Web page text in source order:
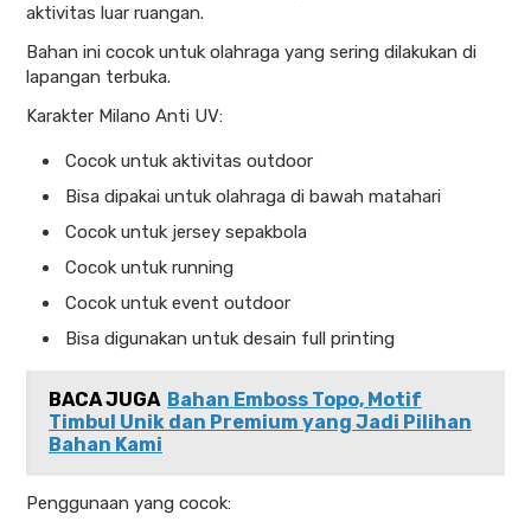
aktivitas luar ruangan.
Bahan ini cocok untuk olahraga yang sering dilakukan di
lapangan terbuka.
Karakter Milano Anti UV:
Cocok untuk aktivitas outdoor
Bisa dipakai untuk olahraga di bawah matahari
Cocok untuk jersey sepakbola
Cocok untuk running
Cocok untuk event outdoor
Bisa digunakan untuk desain full printing
BACA JUGA Bahan Emboss Topo, Motif
Timbul Unik dan Premium yang Jadi Pilihan
Bahan Kami
Penggunaan yang cocok: